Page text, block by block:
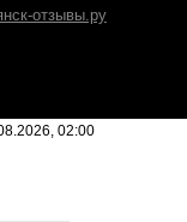
отзывы.ру
02:00